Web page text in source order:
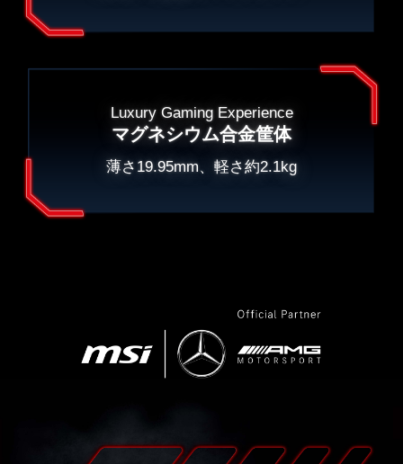
Luxury Gaming Experience
マグネシウム合金筐体
薄さ19.95mm、軽さ約2.1kg